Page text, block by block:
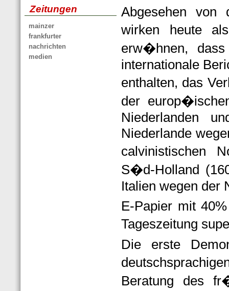
Zeitungen
mainzer
frankfurter
nachrichten
medien
Abgesehen von
wirken heute
erw�hnen,
internationale
enthalten, das
der
Niederlanden
Niederlande
calvinistischen
S�d-Holland
Italien wegen der
E-Papier mit
Tageszeitung
Die erste
Beratung des